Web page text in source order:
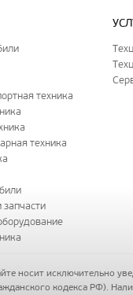
техника
техника
носит исключительно
кодекса РФ).